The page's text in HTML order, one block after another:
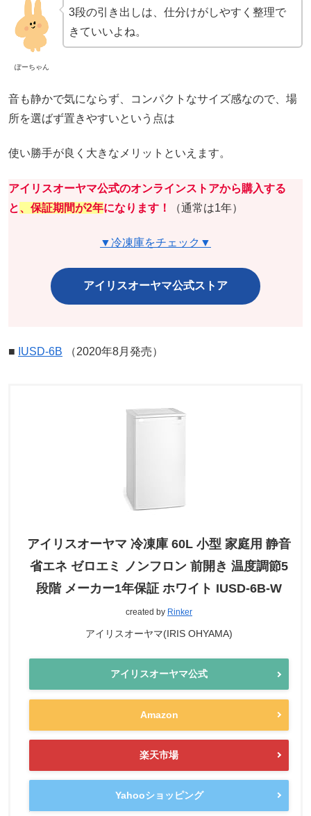
ぽーちゃん
3段の引き出しは、仕分けがしやすく整理で
きていいよね。
音も静かで気にならず、コンパクトなサイズ感なので、場
所を選ばず置きやすいという点は
使い勝手が良く大きなメリットといえます。
アイリスオーヤマ公式のオンラインストアから購入する
と、保証期間が2年になります！ （通常は1年）
▼冷凍庫をチェック▼
アイリスオーヤマ公式ストア
■ IUSD-6B （2020年8月発売）
アイリスオーヤマ 冷凍庫 60L 小型 家庭用 静音
省エネ ゼロエミ ノンフロン 前開き 温度調節5
段階 メーカー1年保証 ホワイト IUSD-6B-W
created by Rinker
アイリスオーヤマ(IRIS OHYAMA)
アイリスオーヤマ公式
Amazon
楽天市場
Yahooショッピング